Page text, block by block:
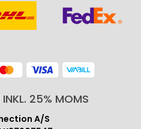
INKL. 25% MOMS
A/S